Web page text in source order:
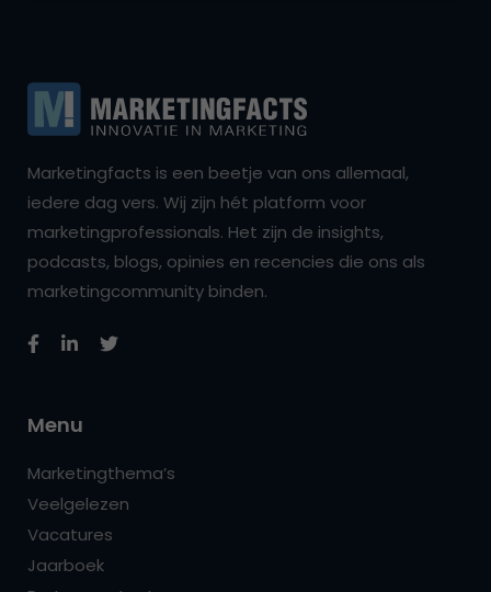
Marketingfacts is een beetje van ons allemaal,
iedere dag vers. Wij zijn hét platform voor
marketingprofessionals. Het zijn de insights,
podcasts, blogs, opinies en recencies die ons als
marketingcommunity binden.
Menu
Marketingthema’s
Veelgelezen
Vacatures
Jaarboek